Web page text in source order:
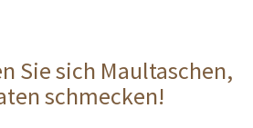
Sie sich Maultaschen,
schmecken!